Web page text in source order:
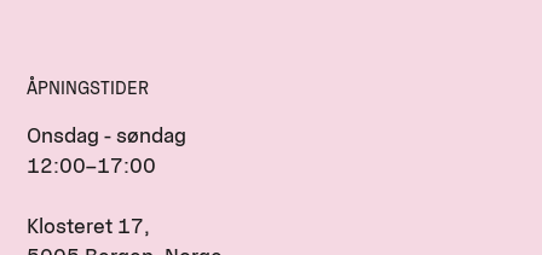
ÅPNINGSTIDER
Onsdag - søndag
12:00–17:00
Klosteret 17,